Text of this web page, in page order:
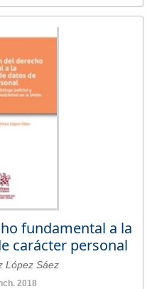
fundamental a la
carácter personal
López Sáez
2018